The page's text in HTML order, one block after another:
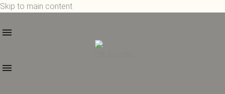
Skip to main content